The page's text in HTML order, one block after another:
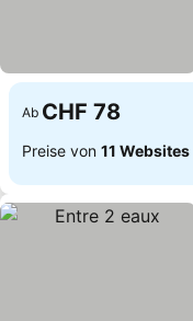
Ab CHF 78
Preise von 11 Websites